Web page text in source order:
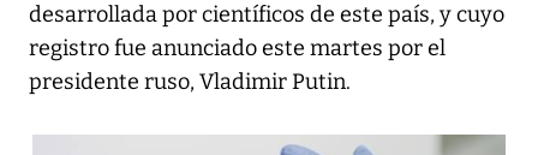
desarrollada por científicos de este país, y cuyo
registro fue anunciado este martes por el
presidente ruso, Vladimir Putin.